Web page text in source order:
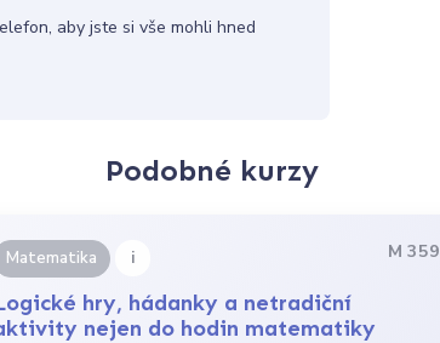
aby jste si vše mohli hned
Podobné kurzy
Matematika i M 359
hry, hádanky a netradiční
nejen do hodin matematiky